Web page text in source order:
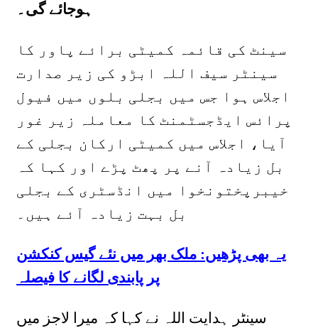
ہوجائے گی۔
سینٹ کی قائمہ کمیٹی برائے پاور کا
سینٹر سیف اللہ ابڑو کی زیر صدارت
اجلاس ہوا جس میں بجلی بلوں میں فیول
پرائس ایڈجسٹمنٹ کا معاملہ زیر غور
آیا، اجلاس میں کمیٹی ارکان بجلی کے
بل زیادہ آنے پر پھٹ پڑے اور کہا کہ
خیبرپختونخوا میں انڈسٹری کے بجلی
بل بہت زیادہ آئے ہیں۔
یہ بھی پڑھیں: ملک بھر میں نئے گیس کنکشن
پر پابندی لگانے کا فیصلہ
سینٹر ہدایت اللہ نے کہا کہ میرا لاجز میں